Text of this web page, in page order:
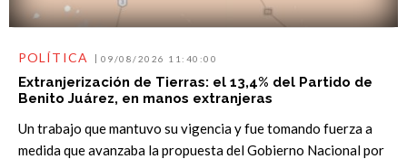
POLÍTICA 09/08/2026 11:40:00
Extranjerización de Tierras: el 13,4% del Partido de
Benito Juárez, en manos extranjeras
Un trabajo que mantuvo su vigencia y fue tomando fuerza a
medida que avanzaba la propuesta del Gobierno Nacional por